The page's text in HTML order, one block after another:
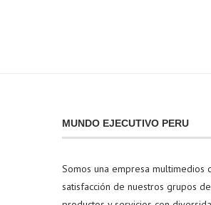
MUNDO EJECUTIVO PERU
Somos una empresa multimedios
satisfacción de nuestros grupos